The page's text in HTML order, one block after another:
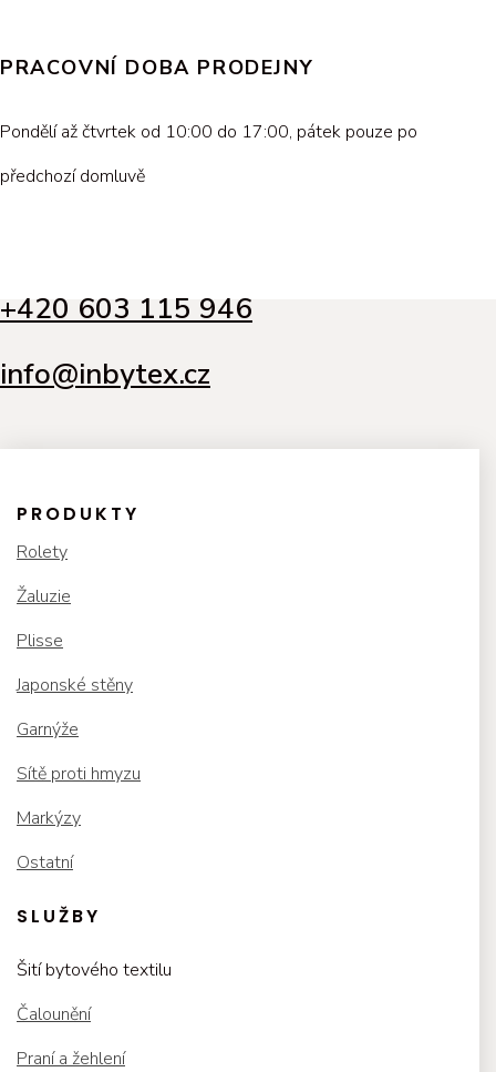
PRACOVNÍ DOBA PRODEJNY
Pondělí až čtvrtek od 10:00 do 17:00, pátek pouze po
předchozí domluvě
+420 603 115 946
info@inbytex.cz
PRODUKTY
Rolety
Žaluzie
Plisse
Japonské stěny
Garnýže
Sítě proti hmyzu
Markýzy
Ostatní
SLUŽBY
Šití bytového textilu
Čalounění
Praní a žehlení